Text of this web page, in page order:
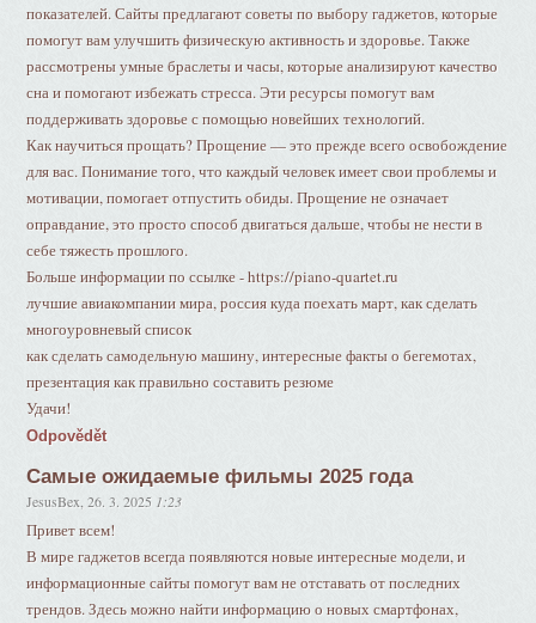
показателей. Сайты предлагают советы по выбору гаджетов, которые
помогут вам улучшить физическую активность и здоровье. Также
рассмотрены умные браслеты и часы, которые анализируют качество
сна и помогают избежать стресса. Эти ресурсы помогут вам
поддерживать здоровье с помощью новейших технологий.
Как научиться прощать? Прощение — это прежде всего освобождение
для вас. Понимание того, что каждый человек имеет свои проблемы и
мотивации, помогает отпустить обиды. Прощение не означает
оправдание, это просто способ двигаться дальше, чтобы не нести в
себе тяжесть прошлого.
Больше информации по ссылке - https://piano-quartet.ru
лучшие авиакомпании мира, россия куда поехать март, как сделать
многоуровневый список
как сделать самодельную машину, интересные факты о бегемотах,
презентация как правильно составить резюме
Удачи!
Odpovědět
Самые ожидаемые фильмы 2025 года
JesusBex ,26. 3. 2025 1:23
Привет всем!
В мире гаджетов всегда появляются новые интересные модели, и
информационные сайты помогут вам не отставать от последних
трендов. Здесь можно найти информацию о новых смартфонах,